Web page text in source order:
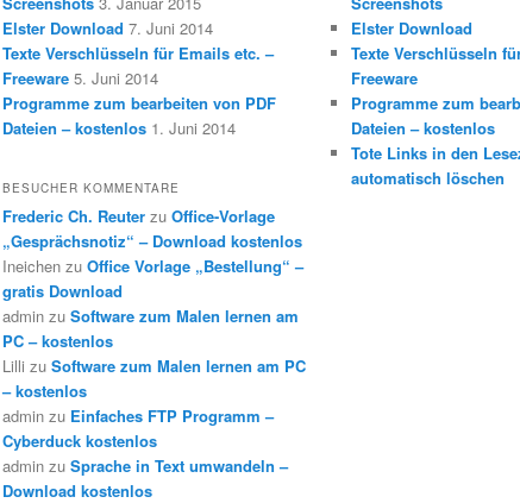
Elster Download 7. Juni 2014
Texte Verschlüsseln für Emails etc. –
Freeware 5. Juni 2014
Programme zum bearbeiten von PDF
Dateien – kostenlos 1. Juni 2014
BESUCHER KOMMENTARE
Frederic Ch. Reuterzu Office-Vorlage
„Gesprächsnotiz“ – Download kostenlos
Ineichenzu Office Vorlage „Bestellung“ –
gratis Download
adminzu Software zum Malen lernen am
PC – kostenlos
Lilli zu Software zum Malen lernen am PC
– kostenlos
adminzu Einfaches FTP Programm –
Cyberduck kostenlos
adminzu Sprache in Text umwandeln –
Download kostenlos
Elster Download
Texte Verschlüsseln
Freeware
Programme zum
Dateien – kostenlos
Tote Links in den
automatisch löschen